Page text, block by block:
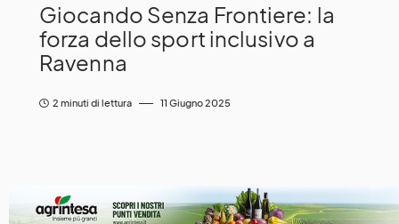
Giocando Senza Frontiere: la
forza dello sport inclusivo a
Ravenna
2 minuti di lettura 11 Giugno 2025